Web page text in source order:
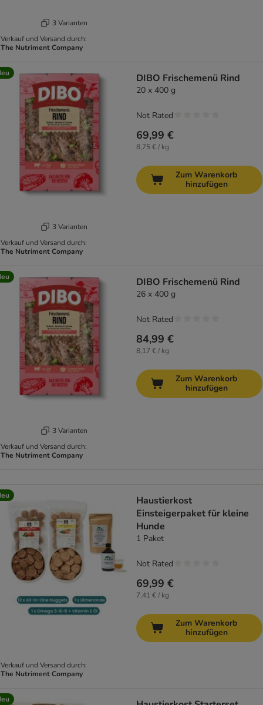
3 Varianten
Verkauf und Versand durch:
The Nutriment Company
3 Varianten
Verkauf und Versand durch:
The Nutriment Company
DIBO Frischemenü Rind
20 x 400 g
69,99 €
8,75 € / kg
Not Rated
Zum Warenkorb
hinzufügen
3 Varianten
Verkauf und Versand durch:
The Nutriment Company
DIBO Frischemenü Rind
26 x 400 g
84,99 €
8,17 € / kg
Not Rated
Zum Warenkorb
hinzufügen
Verkauf und Versand durch:
The Nutriment Company
Haustierkost
Einsteigerpaket für kleine
Hunde
1 Paket
69,99 €
7,41 € / kg
Not Rated
Zum Warenkorb
hinzufügen